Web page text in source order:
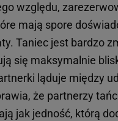
względu,
mają spore
Taniec jest bardzo
się maksymalnie
ląduje między
że partnerzy
jak jedność, którą